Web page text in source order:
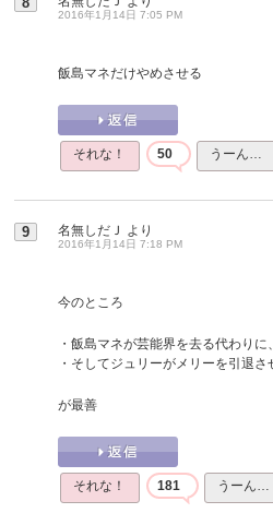
2016年1月14日 7:05 PM
飯島マネだけやめさせる
それな！ 50 うーん…
9 名無しだＪ より
2016年1月14日 7:18 PM
今のところ
・飯島マネが芸能界を去る代わり
・そしてジュリーがメリーを引退さ
が最善
それな！ 181 うーん…